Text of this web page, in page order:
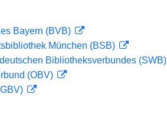
Bayern (BVB)
München (BSB)
Bibliotheksverbundes (SWB)
(OBV)